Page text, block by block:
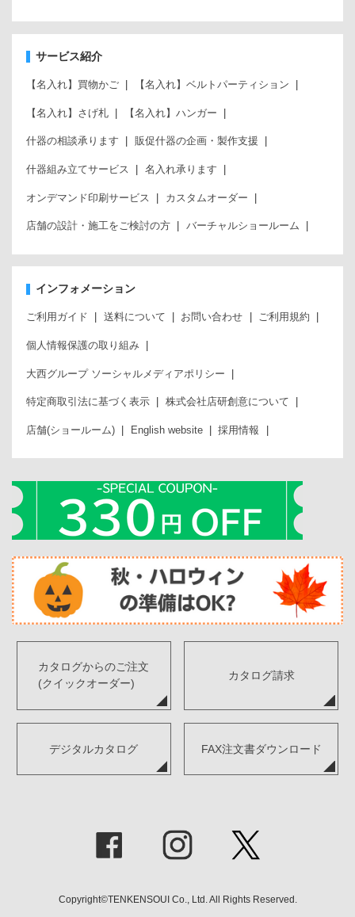
サービス紹介
【名入れ】買物かご 【名入れ】ベルトパーティション
【名入れ】さげ札 【名入れ】ハンガー
什器の相談承ります 販促什器の企画・製作支援
什器組み立てサービス 名入れ承ります
オンデマンド印刷サービス カスタムオーダー
店舗の設計・施工をご検討の方 バーチャルショールーム
インフォメーション
ご利用ガイド 送料について お問い合わせ ご利用規約
個人情報保護の取り組み
大西グループ ソーシャルメディアポリシー
特定商取引法に基づく表示 株式会社店研創意について
店舗(ショールーム) English website 採用情報
カタログからのご注文
(クイックオーダー)
カタログ請求
デジタルカタログ FAX注文書ダウンロード
Copyright©TENKENSOUI Co., Ltd. All Rights Reserved.